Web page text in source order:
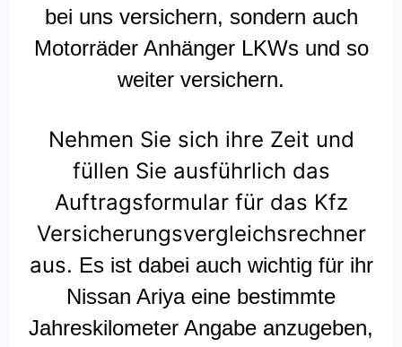
bei uns versichern, sondern auch
Motorräder Anhänger LKWs und so
weiter versichern.
Nehmen Sie sich ihre Zeit und
füllen Sie ausführlich das
Auftragsformular für das Kfz
Versicherungsvergleichsrechner
aus. Es ist dabei auch wichtig für ihr
Nissan Ariya eine bestimmte
Jahreskilometer Angabe anzugeben,